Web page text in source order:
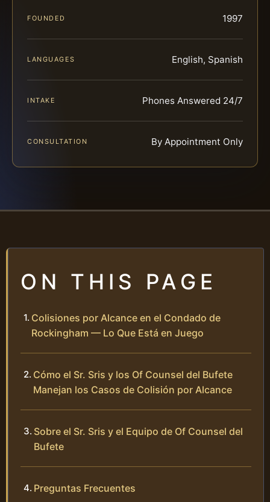
FOUNDED 1997
LANGUAGES English, Spanish
INTAKE Phones Answered 24/7
CONSULTATION By Appointment Only
ON THIS PAGE
Colisiones por Alcance en el Condado de
Rockingham — Lo Que Está en Juego
Cómo el Sr. Sris y los Of Counsel del Bufete
Manejan los Casos de Colisión por Alcance
Sobre el Sr. Sris y el Equipo de Of Counsel del
Bufete
Preguntas Frecuentes